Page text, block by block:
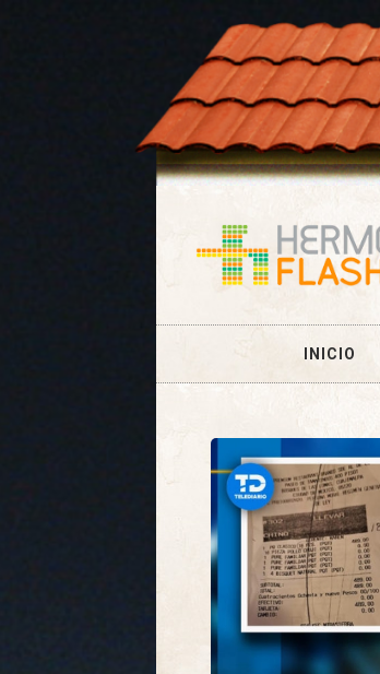
INICIO